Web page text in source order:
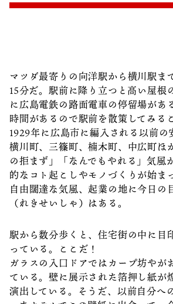
マツダ最寄りの向洋駅から横川駅ま
15分だ。駅前に降り立つと高い屋根
に広島電鉄の路面電車の停留場があ
時間があるので駅前を散策してみる
1929年に広島市に編入される以前の
横川町、三篠町、楠木町、中広町ほ
の拒まず」「なんでもやれる」気風
的なコト起こしやモノづくりが始ま
自由闊達な気風、起業の地に今日の
（れきせいしゃ）はある。
駅から数分歩くと、住宅街の中に目
っている。ここだ！
ガラスの入口ドアではカープ坊やが
ている。壁に展示された箔押し紙が
演出している。そうだ、以前自分へ